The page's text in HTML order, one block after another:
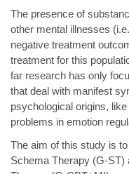
The presence of
other mental illnesses
negative treatment
treatment for this
far research has only
that deal with manifest
psychological origins,
problems in emotion
The aim of this study is
Schema Therapy (G-ST)